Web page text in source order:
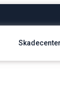
Skadecenter